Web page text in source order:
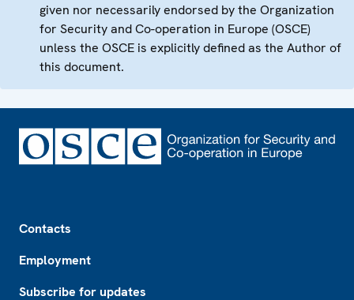
given nor necessarily endorsed by the Organization
for Security and Co-operation in Europe (OSCE)
unless the OSCE is explicitly defined as the Author of
this document.
Contacts
Employment
Subscribe for updates